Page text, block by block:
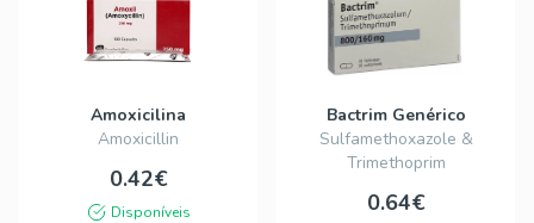
Amoxicilina
Amoxicillin
0.42€
Disponíveis
Bactrim Genérico
Sulfamethoxazole &
Trimethoprim
0.64€